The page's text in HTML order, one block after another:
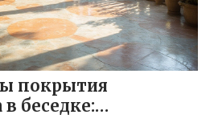
покрытия
беседке: